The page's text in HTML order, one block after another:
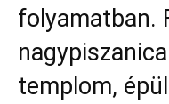
folyamatban.
templom,